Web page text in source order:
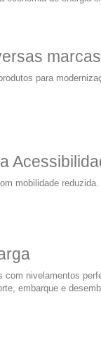
para
mobilidade reduzida.
com nivelamentos
embarque e